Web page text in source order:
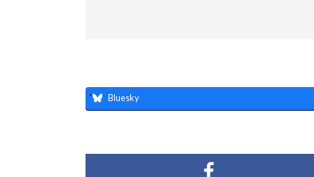
Bluesky